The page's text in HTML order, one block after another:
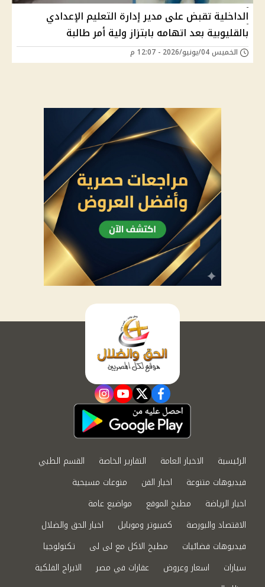
الداخلية تقبض على مدير إدارة التعليم الإعدادي
بالقليوبية بعد اتهامه بابتزاز ولية أمر طالبة
الخميس 04/يونيو/2026 - 12:07 م
facebook
twitter
youtube
instagram
الرئيسية الاخبار العامة التقارير الخاصة
القسم الطبي
فيديوهات متنوعة
اخبار الفن
منوعات مسيحية
اخبار الرياضة
مطبخ الموقع
مواضيع عامة
الاقتصاد والبورصة
كمبيوتر وموبايل
اخبار الحق والضلال
فيديوهات فضائيات
مطبخ الاكل مع لى لى
تكنولوجيا
سيارات
اسعار وعروض عقارات في مصر
الابراج الفلكية